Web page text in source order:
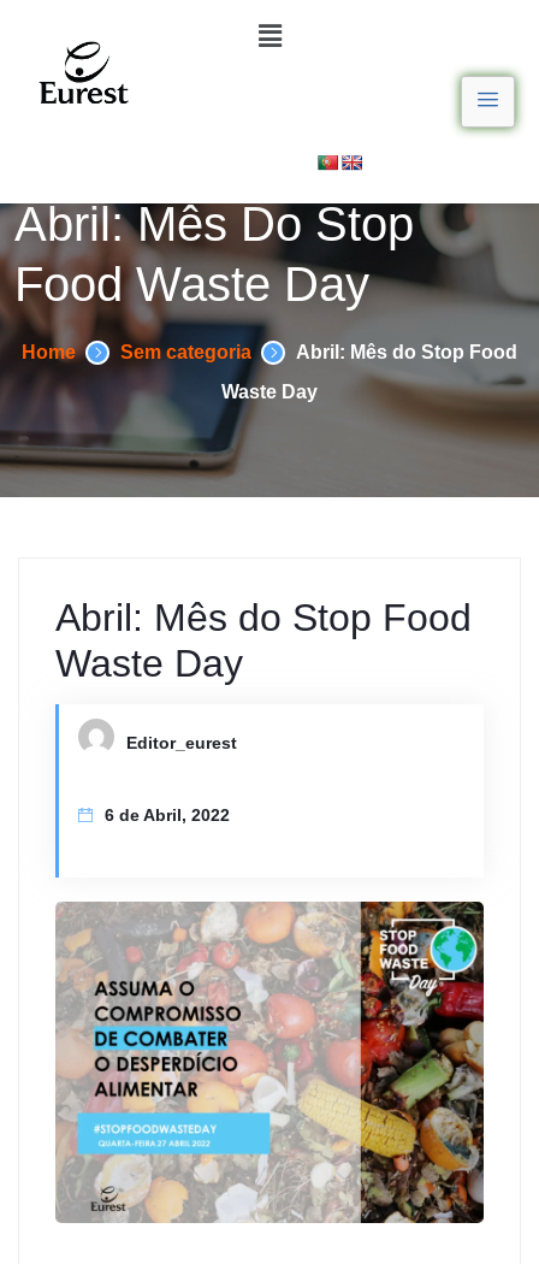
Abril: Mês Do Stop
Food Waste Day
Home Sem categoria
Abril: Mês do Stop Food
Waste Day
Abril: Mês do Stop Food
Waste Day
Editor_eurest
6 de Abril, 2022